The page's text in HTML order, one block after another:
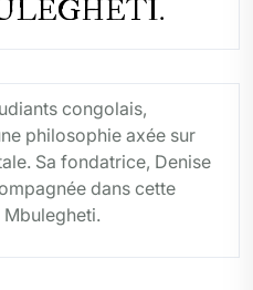
congolais,
philosophie axée sur
Sa fondatrice, Denise
dans cette
Mbulegheti.